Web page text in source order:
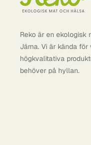
Reko är en
Järna. Vi är kända
högkvalitativa
behöver på hyllan.